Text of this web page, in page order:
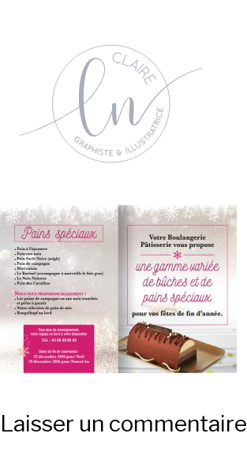
Laisser un commentaire